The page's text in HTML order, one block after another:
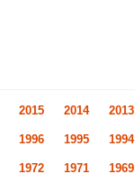
2015 2014 2013
1996 1995 1994
1972 1971 1969